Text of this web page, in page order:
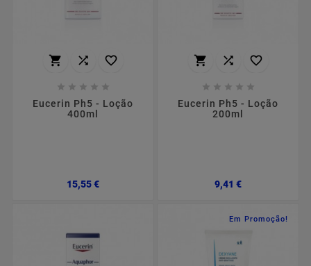
  
    
Eucerin Ph5 - Loção
400ml
15,55 €Preço
  
    
Eucerin Ph5 - Loção
200ml
9,41 €Preço
Em Promoção!